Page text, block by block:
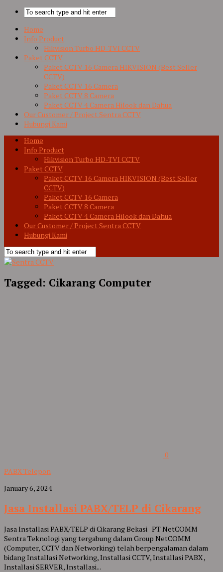
Home
Info Product
Hikvision Turbo HD-TVI CCTV
Paket CCTV
Paket CCTV 16 Camera HIKVISION (Best Seller
CCTV)
Paket CCTV 16 Camera
Paket CCTV 8 Camera
Paket CCTV 4 Camera Hilook dan Dahua
Our Customer / Project Sentra CCTV
Hubungi Kami
Home
Info Product
Hikvision Turbo HD-TVI CCTV
Paket CCTV
Paket CCTV 16 Camera HIKVISION (Best Seller
CCTV)
Paket CCTV 16 Camera
Paket CCTV 8 Camera
Paket CCTV 4 Camera Hilook dan Dahua
Our Customer / Project Sentra CCTV
Hubungi Kami
Tagged: Cikarang Computer
0
PABX Telepon
January 6, 2024
Jasa Installasi PABX/TELP di Cikarang
Jasa Installasi PABX/TELP di Cikarang Bekasi PT NetCOMM
Sentra Teknologi yang tergabung dalam Group NetCOMM
(Computer, CCTV dan Networking) telah berpengalaman dalam
bidang Installasi Networking, Installasi CCTV, Installasi PABX ,
Installasi SERVER, Installasi...